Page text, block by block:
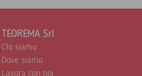
TEOREMA Srl
Chi siamo
Dove siamo
Lavora con noi